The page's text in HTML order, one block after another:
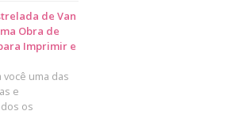
de Van
Obra de
Imprimir e
uma das
e
os